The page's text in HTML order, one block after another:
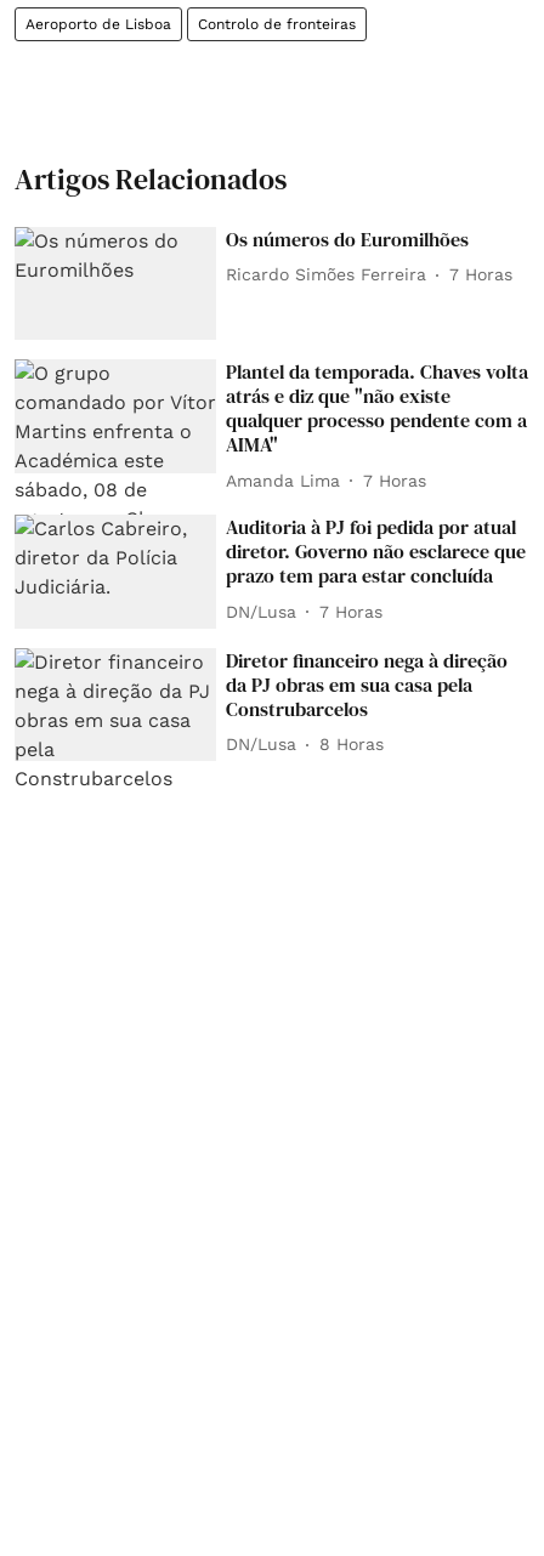
Aeroporto de Lisboa Controlo de fronteiras
Artigos Relacionados
Os números do Euromilhões
Ricardo Simões Ferreira 7 Horas
Plantel da temporada. Chaves volta
atrás e diz que "não existe
qualquer processo pendente com a
AIMA"
Amanda Lima 7 Horas
Auditoria à PJ foi pedida por atual
diretor. Governo não esclarece que
prazo tem para estar concluída
DN/Lusa 7 Horas
Diretor financeiro nega à direção
da PJ obras em sua casa pela
Construbarcelos
DN/Lusa 8 Horas